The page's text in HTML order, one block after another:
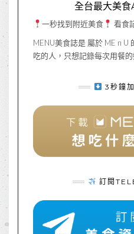
全台最大美
一秒找到附近美食 看食
MENU美食誌是 屬於 ME n U
吃的人，只想記錄每次用餐的
3秒鐘
訂閱